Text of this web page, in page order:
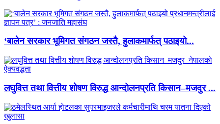
‘बालेन सरकार भूमिगत संगठन जस्तै, हुलाकमार्फत् पठाइयो...
लघुवित्त तथा वित्तीय शोषण विरुद्ध आन्दोलनप्रति किसान–मजदुर ...